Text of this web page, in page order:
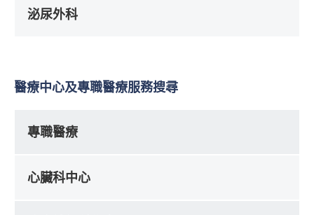
泌尿外科
醫療中心及專職醫療服務搜尋
專職醫療
心臟科中心